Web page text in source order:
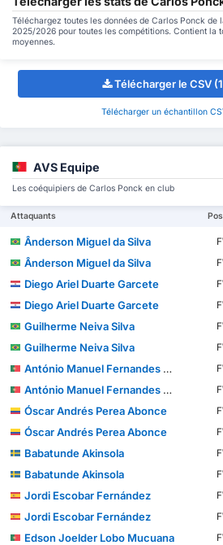
Téléchargez toutes les données de Carlos Ponck de
2025/2026 pour toutes les compétitions. Contient la
moyennes.
Télécharger le CSV
Télécharger un échantillon
AVS Equipe
Les coéquipiers de Carlos Ponck en club
Attaquants
Ânderson Miguel da Silva
Ânderson Miguel da Silva
Diego Ariel Duarte Garcete
Diego Ariel Duarte Garcete
Guilherme Neiva Silva
Guilherme Neiva Silva
António Manuel Fernandes Mendes
António Manuel Fernandes Mendes
Óscar Andrés Perea Abonce
Óscar Andrés Perea Abonce
Babatunde Akinsola
Babatunde Akinsola
Jordi Escobar Fernández
Jordi Escobar Fernández
Edson Joelder Lobo Mucuana